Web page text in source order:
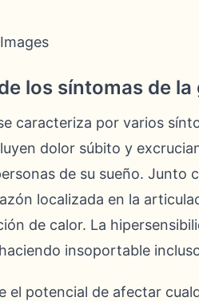
los síntomas de la
caracteriza por varios
dolor súbito y
de su sueño. Junto
localizada en la
de calor. La
insoportable
el potencial de afectar